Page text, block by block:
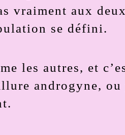
vraiment aux
se défini.
les autres, et
androgyne,